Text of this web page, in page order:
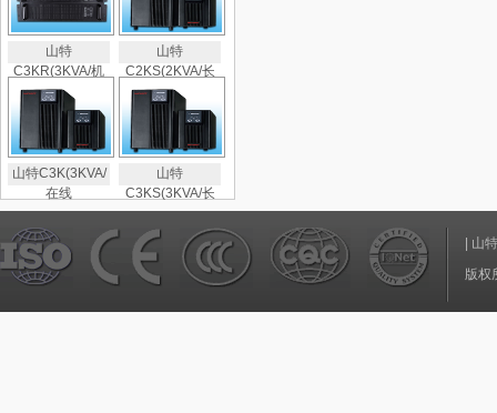
山特
C3KR(3KVA/机
山特
C2KS(2KVA/长
山特C3K(3KVA/
在线
山特
C3KS(3KVA/长
山
版权